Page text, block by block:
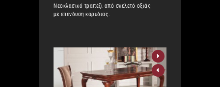
Νεοκλασικό τραπέζι από σκελετό οξιάς
με επένδυση καρυδιάς.